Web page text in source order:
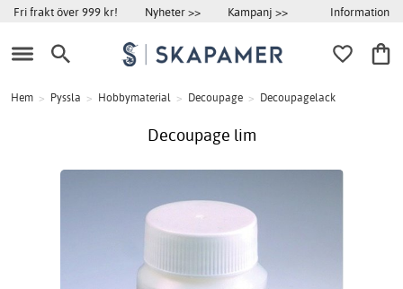
Fri frakt över 999 kr! Nyheter >> Kampanj >> Information
Hem > Pyssla > Hobbymaterial > Decoupage > Decoupagelack
Decoupage lim